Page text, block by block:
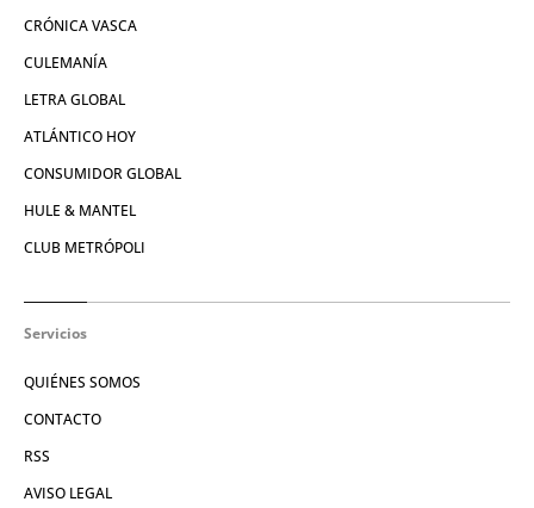
CRÓNICA VASCA
CULEMANÍA
LETRA GLOBAL
ATLÁNTICO HOY
CONSUMIDOR GLOBAL
HULE & MANTEL
CLUB METRÓPOLI
Servicios
QUIÉNES SOMOS
CONTACTO
RSS
AVISO LEGAL